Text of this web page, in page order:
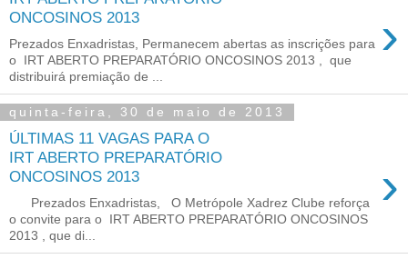
ONCOSINOS 2013
›
Prezados Enxadristas, Permanecem abertas as inscrições para
o IRT ABERTO PREPARATÓRIO ONCOSINOS 2013 , que
distribuirá premiação de ...
quinta-feira, 30 de maio de 2013
ÚLTIMAS 11 VAGAS PARA O
IRT ABERTO PREPARATÓRIO
›
Prezados Enxadristas, O Metrópole Xadrez Clube reforça
o convite para o IRT ABERTO PREPARATÓRIO ONCOSINOS
2013 , que di...